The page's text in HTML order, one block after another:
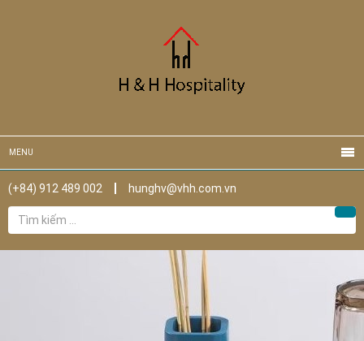
MENU
(+84) 912 489 002
hunghv@vhh.com.vn
Tìm
kiếm
cho: